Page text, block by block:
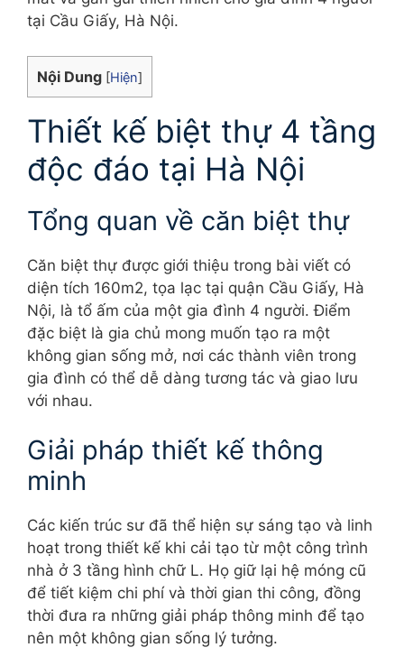
tại Cầu Giấy, Hà Nội.
Nội Dung [Hiện]
Thiết kế biệt thự 4 tầng
độc đáo tại Hà Nội
Tổng quan về căn biệt thự
Căn biệt thự được giới thiệu trong bài viết có
diện tích 160m2, tọa lạc tại quận Cầu Giấy, Hà
Nội, là tổ ấm của một gia đình 4 người. Điểm
đặc biệt là gia chủ mong muốn tạo ra một
không gian sống mở, nơi các thành viên trong
gia đình có thể dễ dàng tương tác và giao lưu
với nhau.
Giải pháp thiết kế thông
minh
Các kiến trúc sư đã thể hiện sự sáng tạo và linh
hoạt trong thiết kế khi cải tạo từ một công trình
nhà ở 3 tầng hình chữ L. Họ giữ lại hệ móng cũ
để tiết kiệm chi phí và thời gian thi công, đồng
thời đưa ra những giải pháp thông minh để tạo
nên một không gian sống lý tưởng.